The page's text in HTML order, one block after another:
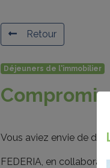
Retour
Déjeuners de l'immobilier
Vous aviez envie de
FEDERIA, en